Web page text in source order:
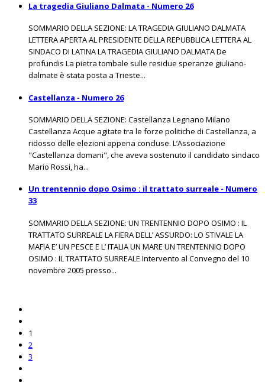
La tragedia Giuliano Dalmata - Numero 26
SOMMARIO DELLA SEZIONE: LA TRAGEDIA GIULIANO DALMATA
LETTERA APERTA AL PRESIDENTE DELLA REPUBBLICA LETTERA AL
SINDACO DI LATINA LA TRAGEDIA GIULIANO DALMATA De
profundis La pietra tombale sulle residue speranze giuliano-
dalmate è stata posta a Trieste...
Castellanza - Numero 26
SOMMARIO DELLA SEZIONE: Castellanza Legnano Milano
Castellanza Acque agitate tra le forze politiche di Castellanza, a
ridosso delle elezioni appena concluse. L’Associazione
"Castellanza domani", che aveva sostenuto il candidato sindaco
Mario Rossi, ha...
Un trentennio dopo Osimo : il trattato surreale - Numero
33
SOMMARIO DELLA SEZIONE: UN TRENTENNIO DOPO OSIMO : IL
TRATTATO SURREALE LA FIERA DELL’ ASSURDO: LO STIVALE LA
MAFIA E’ UN PESCE E L’ ITALIA UN MARE UN TRENTENNIO DOPO
OSIMO : IL TRATTATO SURREALE Intervento al Convegno del 10
novembre 2005 presso...
1
2
3